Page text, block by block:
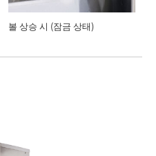
볼 상승 시 (잠금 상태)